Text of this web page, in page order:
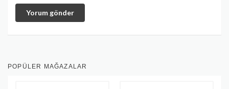
Yorum gönder
POPÜLER MAĞAZALAR